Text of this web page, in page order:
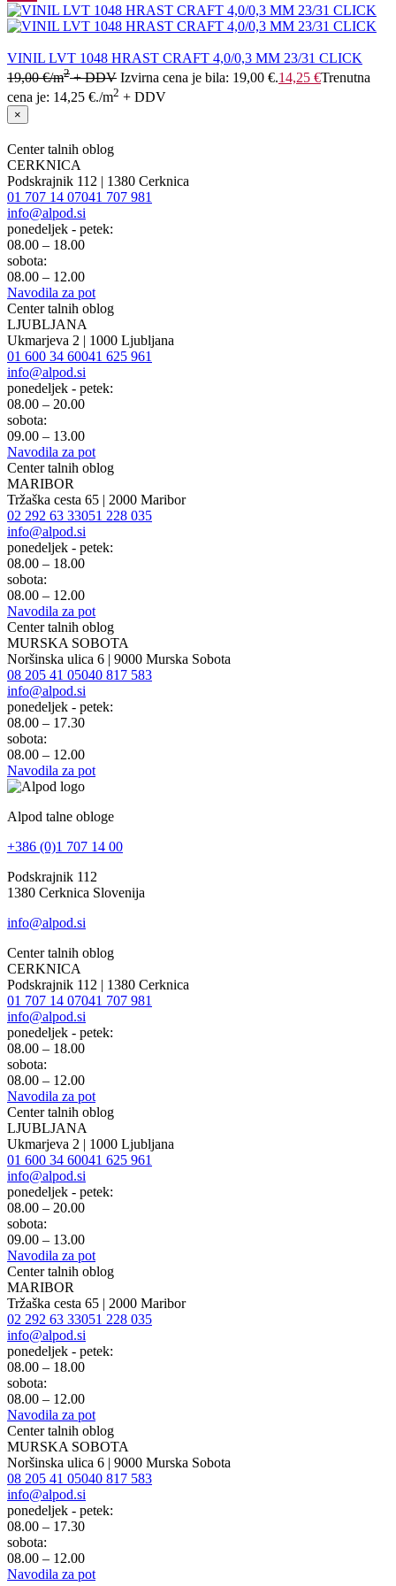
VINIL LVT 1048 HRAST CRAFT 4,0/0,3 MM 23/31 CLICK
19,00€/m2+ DDV Izvirna cena je bila: 19,00 €.14,25 €Trenutna
cena je: 14,25 €./m2 + DDV
×
Center talnih oblog
CERKNICA
Podskrajnik 112 | 1380 Cerknica
01 707 14 07041 707 981
info@alpod.si
ponedeljek - petek:
08.00 – 18.00
sobota:
08.00 – 12.00
Navodila za pot
Center talnih oblog
LJUBLJANA
Ukmarjeva 2 | 1000 Ljubljana
01 600 34 60041 625 961
info@alpod.si
ponedeljek - petek:
08.00 – 20.00
sobota:
09.00 – 13.00
Navodila za pot
Center talnih oblog
MARIBOR
Tržaška cesta 65 | 2000 Maribor
02 292 63 33051 228 035
info@alpod.si
ponedeljek - petek:
08.00 – 18.00
sobota:
08.00 – 12.00
Navodila za pot
Center talnih oblog
MURSKA SOBOTA
Noršinska ulica 6 | 9000 Murska Sobota
08 205 41 05040 817 583
info@alpod.si
ponedeljek - petek:
08.00 – 17.30
sobota:
08.00 – 12.00
Navodila za pot
Alpod talne obloge
+386 (0)1 707 14 00
Podskrajnik 112
1380 Cerknica Slovenija
info@alpod.si
Center talnih oblog
CERKNICA
Podskrajnik 112 | 1380 Cerknica
01 707 14 07041 707 981
info@alpod.si
ponedeljek - petek:
08.00 – 18.00
sobota:
08.00 – 12.00
Navodila za pot
Center talnih oblog
LJUBLJANA
Ukmarjeva 2 | 1000 Ljubljana
01 600 34 60041 625 961
info@alpod.si
ponedeljek - petek:
08.00 – 20.00
sobota:
09.00 – 13.00
Navodila za pot
Center talnih oblog
MARIBOR
Tržaška cesta 65 | 2000 Maribor
02 292 63 33051 228 035
info@alpod.si
ponedeljek - petek:
08.00 – 18.00
sobota:
08.00 – 12.00
Navodila za pot
Center talnih oblog
MURSKA SOBOTA
Noršinska ulica 6 | 9000 Murska Sobota
08 205 41 05040 817 583
info@alpod.si
ponedeljek - petek:
08.00 – 17.30
sobota:
08.00 – 12.00
Navodila za pot